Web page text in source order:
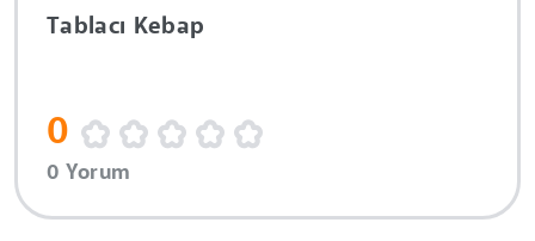
Tablacı Kebap
0
0 Yorum